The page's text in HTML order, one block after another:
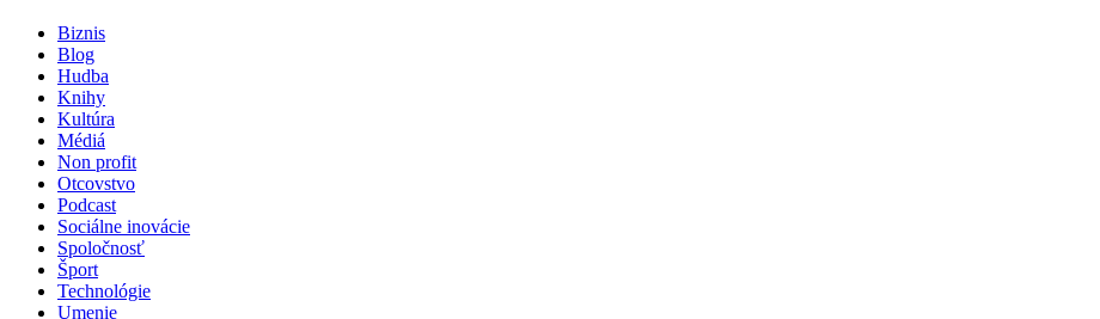
Biznis
Blog
Hudba
Knihy
Kultúra
Médiá
Non profit
Otcovstvo
Podcast
Sociálne inovácie
Spoločnosť
Šport
Technológie
Umenie